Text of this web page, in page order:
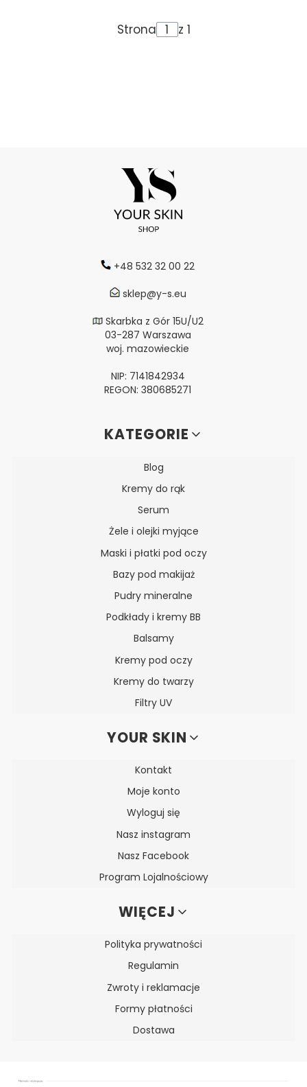
Strona z 1
+48 532 32 00 22
sklep@y-s.eu
Skarbka z Gór 15U/U2
03-287 Warszawa
woj. mazowieckie
NIP: 7141842934
REGON: 380685271
Linki w stopceKATEGORIE
Blog
Kremy do rąk
Serum
Żele i olejki myjące
Maski i płatki pod oczy
Bazy pod makijaż
Pudry mineralne
Podkłady i kremy BB
Balsamy
Kremy pod oczy
Kremy do twarzy
Filtry UV
YOUR SKIN
Kontakt
Moje konto
Wyloguj się
Nasz instagram
Nasz Facebook
Program Lojalnościowy
WIĘCEJ
Polityka prywatności
Regulamin
Zwroty i reklamacje
Formy płatności
Dostawa